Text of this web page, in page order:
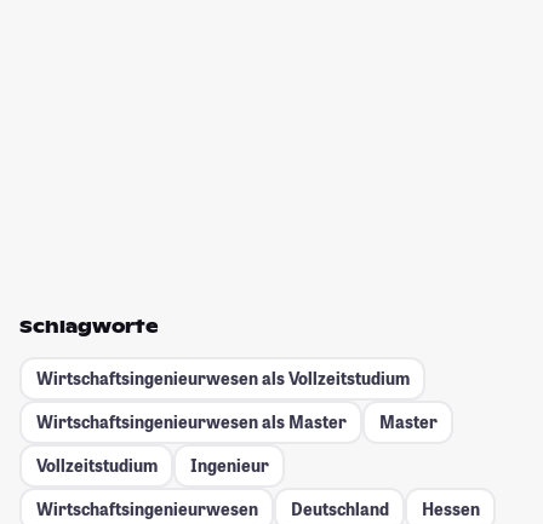
Schlagworte
Wirtschaftsingenieurwesen als Vollzeitstudium
Wirtschaftsingenieurwesen als Master
Master
Vollzeitstudium
Ingenieur
Wirtschaftsingenieurwesen
Deutschland
Hessen